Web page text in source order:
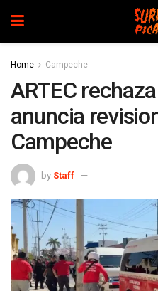
Home Campeche
ARTEC
anuncia
Campeche
by Staff